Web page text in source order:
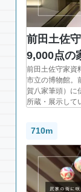
前田土佐
9,000点の
前田土佐守家資
市立の博物館。
賀八家筆頭）に
所蔵・展示して
710m